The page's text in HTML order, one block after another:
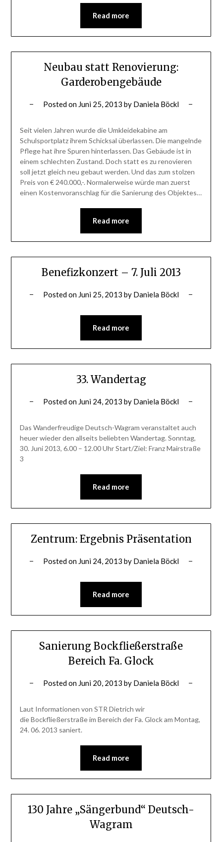
Read more
Neubau statt Renovierung:
Garderobengebäude
Posted on Juni 25, 2013 by Daniela Böckl
Seit vielen Jahren wurde die Umkleidekabine am
Schulsportplatz ihrem Schicksal überlassen. Die mangelnde
Pflege hat ihre Spuren hinterlassen. Das Gebäude ist in
einem schlechten Zustand. Doch statt es zu renovieren
soll jetzt gleich neu gebaut werden. Und das zum stolzen
Preis von € 240.000,-. Normalerweise würde man zuerst
einen Kostenvoranschlag für die Sanierung des Objektes…
Read more
Benefizkonzert – 7. Juli 2013
Posted on Juni 25, 2013 by Daniela Böckl
Read more
33. Wandertag
Posted on Juni 24, 2013 by Daniela Böckl
Das Wanderfreudige Deutsch-Wagram veranstaltet auch
heuer wieder den allseits beliebten Wandertag. Sonntag,
30. Juni 2013, 6.00 – 12.00 Uhr Start/Ziel: Franz Mairstraße
3
Read more
Zentrum: Ergebnis Präsentation
Posted on Juni 24, 2013 by Daniela Böckl
Read more
Sanierung Bockfließerstraße
Bereich Fa. Glock
Posted on Juni 20, 2013 by Daniela Böckl
Laut Informationen von STR Dietrich wir
die Bockfließerstraße im Bereich der Fa. Glock am Montag,
24. 06. 2013 saniert.
Read more
130 Jahre „Sängerbund“ Deutsch-
Wagram